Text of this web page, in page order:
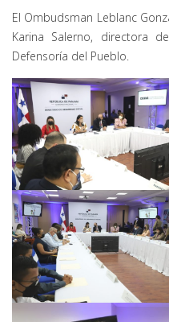
El Ombudsman Leblanc
Karina Salerno, directora
Defensoría del Pueblo.